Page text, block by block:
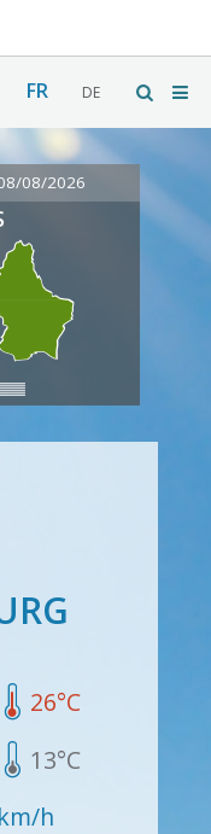
FR DE
08/2026
26°C
13°C
km/h